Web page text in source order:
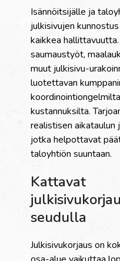
Isännöitsijälle ja
julkisivujen
kaikkea
saumaustyöt,
muut julkisivu-
luotettavan
kustannuksilta.
realistisen aikataulun
jotka helpottavat
taloyhtiön suuntaan.
Kattavat
seudulla
Julkisivukorjaus on